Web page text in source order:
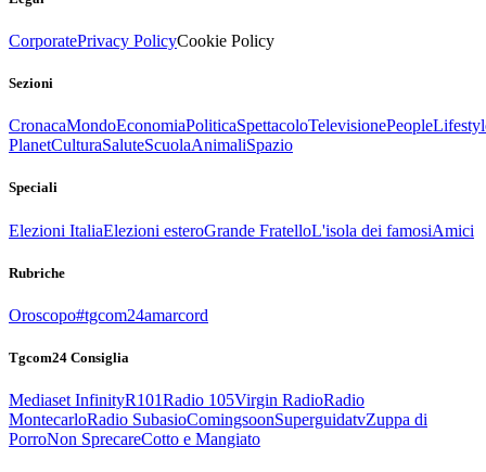
CorporatePrivacy PolicyCookie Policy
Sezioni
CronacaMondoEconomiaPoliticaSpettacoloTelevisionePeople
PlanetCulturaSaluteScuolaAnimaliSpazio
Speciali
Elezioni ItaliaElezioni esteroGrande FratelloL'isola dei famosiAmici
Rubriche
Oroscopo#tgcom24amarcord
Tgcom24 Consiglia
Mediaset InfinityR101Radio 105Virgin RadioRadio
MontecarloRadio SubasioComingsoonSuperguidatvZuppa di
PorroNon SprecareCotto e Mangiato